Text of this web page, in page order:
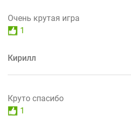
Очень крутая игра
1
Кирилл
Круто спасибо
1